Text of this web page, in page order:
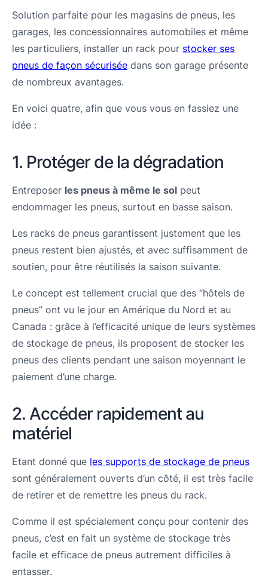
Solution parfaite pour les magasins de pneus, les
garages, les concessionnaires automobiles et même
les particuliers, installer un rack pour stocker ses
pneus de façon sécurisée dans son garage présente
de nombreux avantages.
En voici quatre, afin que vous vous en fassiez une
idée :
1. Protéger de la dégradation
Entreposer les pneus à même le sol peut
endommager les pneus, surtout en basse saison.
Les racks de pneus garantissent justement que les
pneus restent bien ajustés, et avec suffisamment de
soutien, pour être réutilisés la saison suivante.
Le concept est tellement crucial que des “hôtels de
pneus” ont vu le jour en Amérique du Nord et au
Canada : grâce à l’efficacité unique de leurs systèmes
de stockage de pneus, ils proposent de stocker les
pneus des clients pendant une saison moyennant le
paiement d’une charge.
2. Accéder rapidement au
matériel
Etant donné que les supports de stockage de pneus
sont généralement ouverts d’un côté, il est très facile
de retirer et de remettre les pneus du rack.
Comme il est spécialement conçu pour contenir des
pneus, c’est en fait un système de stockage très
facile et efficace de pneus autrement difficiles à
entasser.